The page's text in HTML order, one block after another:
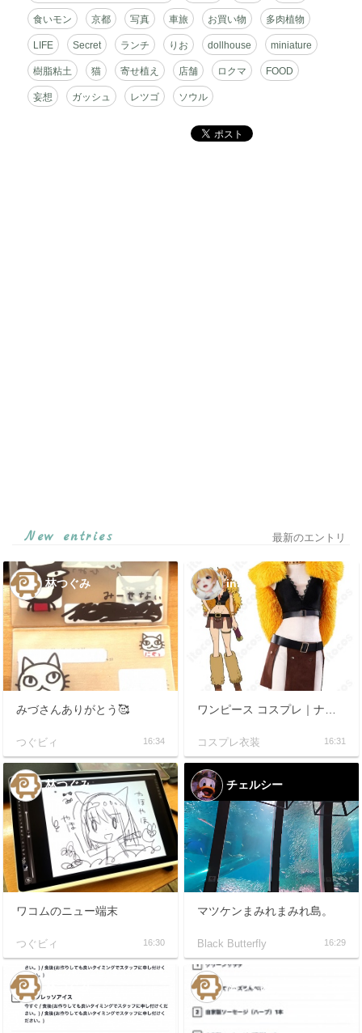
食いモン 京都 写真 車旅 お買い物 多肉植物
LIFE Secret ランチ りお dollhouse miniature
樹脂粘土 猫 寄せ植え 店舗 ロクマ FOOD
妄想 ガッシュ レツゴ ソウル
New entries 最新のエントリ
林つぐみ
みづさんありがとう🥰
つぐビィ 16:34
info
コスプレ衣装 16:31
林つぐみ
ワコムのニュー端末
つぐビィ 16:30
チェルシー
マツケンまみれまみれ島。
Black Butterfly 16:29
林つぐみ